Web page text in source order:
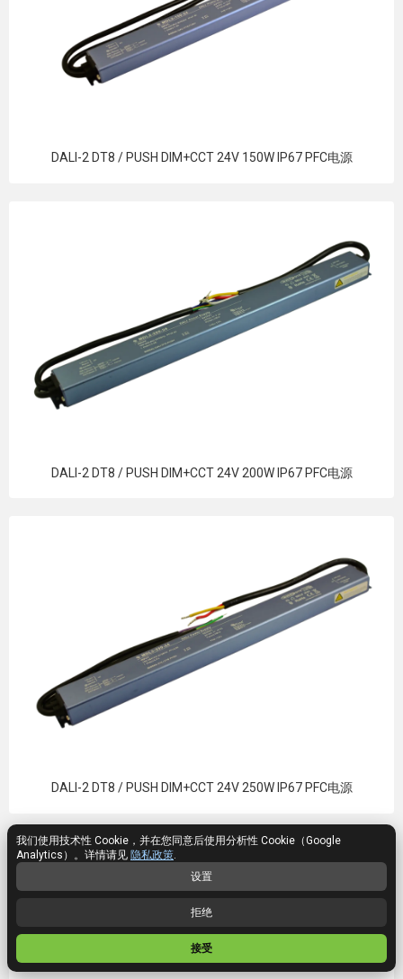
DALI-2 DT8 / PUSH DIM+CCT 24V 150W IP67 PFC电源
DALI-2 DT8 / PUSH DIM+CCT 24V 200W IP67 PFC电源
DALI-2 DT8 / PUSH DIM+CCT 24V 250W IP67 PFC电源
我们使用技术性 Cookie，并在您同意后使用分析性 Cookie（Google
Analytics）。详情请见 隐私政策.
设置
拒绝
接受